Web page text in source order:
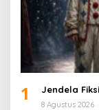
1 Jendela
8 Agustus 2026